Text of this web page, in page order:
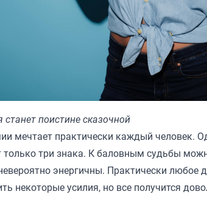
поистине сказочной
мечтает практически каждый человек.
три знака. К баловным судьбы
энергичны. Практически любое
некоторые усилия, но все получится